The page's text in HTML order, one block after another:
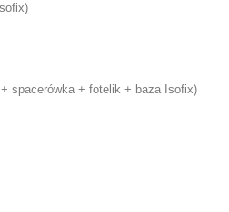
spacerówka + fotelik + baza Isofix)